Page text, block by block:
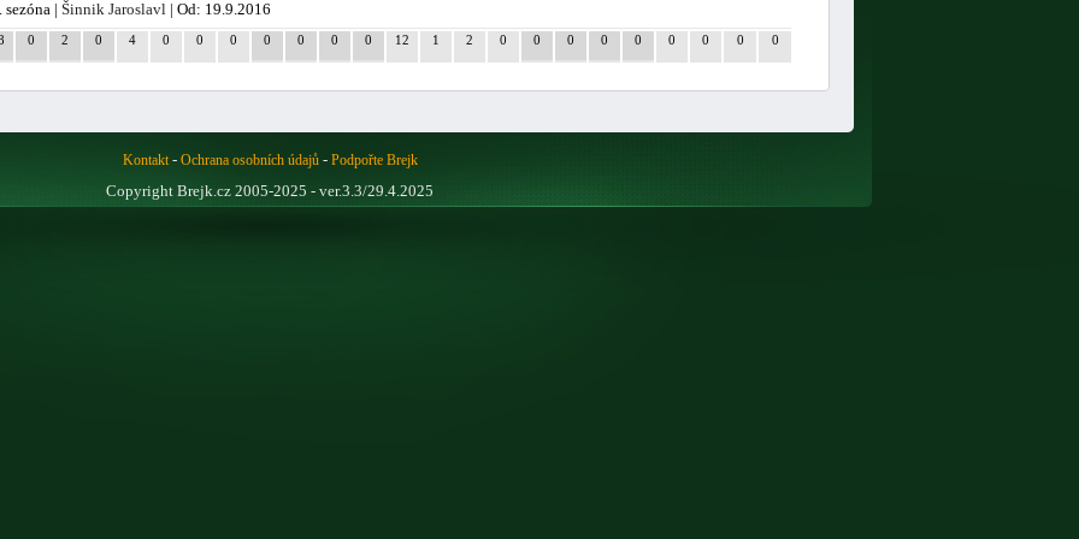
sezóna |Šinnik Jaroslavl | Od: 19.9.2016
0 2 0 4 0 0 0 0 0 0 0 12 1 2 0 0 0 0 0 0 0 0 0
Kontakt- Ochrana osobních údajů- Podpořte Brejk
Copyright Brejk.cz 2005-2025 - ver.3.3/29.4.2025